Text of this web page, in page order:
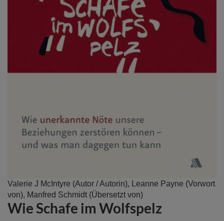
Valerie J McIntyre (Autor / Autorin), Leanne Payne (Vorwort
von), Manfred Schmidt (Übersetzt von)
Wie Schafe im Wolfspelz
Zum
Anfang
der
Bildergalerie